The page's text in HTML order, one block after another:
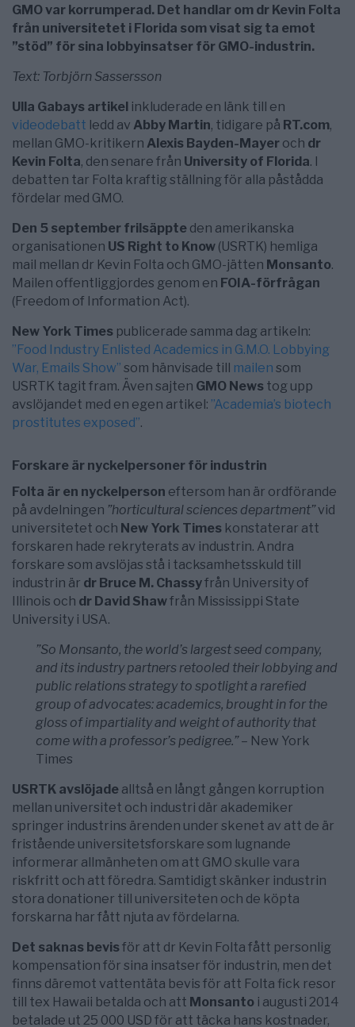
GMO var korrumperad. Det handlar om dr Kevin Folta
från universitetet i Florida som visat sig ta emot
”stöd” för sina lobbyinsatser för GMO-industrin.
Text: Torbjörn Sassersson
Ulla Gabays artikel inkluderade en länk till en
videodebatt ledd av Abby Martin, tidigare på RT.com,
mellan GMO-kritikern Alexis Bayden-Mayer och dr
Kevin Folta, den senare från University of Florida. I
debatten tar Folta kraftig ställning för alla påstådda
fördelar med GMO.
Den 5 september frilsäppte den amerikanska
organisationen US Right to Know (USRTK) hemliga
mail mellan dr Kevin Folta och GMO-jätten Monsanto.
Mailen offentliggjordes genom en FOIA-förfrågan
(Freedom of Information Act).
New York Times publicerade samma dag artikeln:
”Food Industry Enlisted Academics in G.M.O. Lobbying
War, Emails Show” som hänvisade till mailen som
USRTK tagit fram. Även sajten GMO News tog upp
avslöjandet med en egen artikel: ”Academia’s biotech
prostitutes exposed”.
Forskare är nyckelpersoner för industrin
Folta är en nyckelperson eftersom han är ordförande
på avdelningen ”horticultural sciences department”vid
universitetet och New York Times konstaterar att
forskaren hade rekryterats av industrin. Andra
forskare som avslöjas stå i tacksamhetsskuld till
industrin är dr Bruce M. Chassyfrån University of
Illinois och dr David Shawfrån Mississippi State
University i USA.
”So Monsanto, the world’s largest seed company,
and its industry partners retooled their lobbying and
public relations strategy to spotlight a rarefied
group of advocates: academics, brought in for the
gloss of impartiality and weight of authority that
come with a professor’s pedigree.” – New York
Times
USRTK avslöjade alltså en långt gången korruption
mellan universitet och industri där akademiker
springer industrins ärenden under skenet av att de är
fristående universitetsforskare som lugnande
informerar allmänheten om att GMO skulle vara
riskfritt och att föredra. Samtidigt skänker industrin
stora donationer till universiteten och de köpta
forskarna har fått njuta av fördelarna.
Det saknas bevisför att dr Kevin Folta fått personlig
kompensation för sina insatser för industrin, men det
finns däremot vattentäta bevis för att Folta fick resor
till tex Hawaii betalda och att Monsanto i augusti 2014
betalade ut 25 000 USD för att täcka hans kostnader,